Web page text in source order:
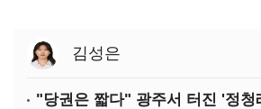
김성은